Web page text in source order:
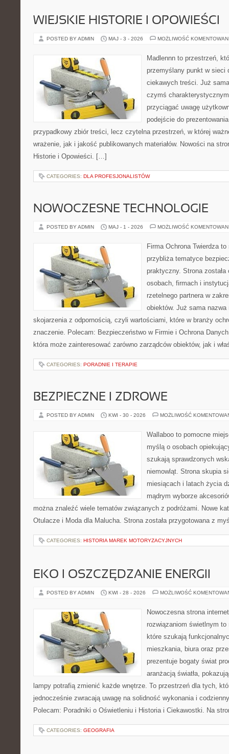
WIEJSKIE HISTORIE I OPOWIEŚCI
POSTED BY ADMIN MAJ - 3 - 2026 MOŻLIWOŚĆ
Madlennn to przestrzeń,
przemyślany punkt w sieci
ciekawych treści. Już
czymś
przyciągać uwagę
podejście do
przypadkowy zbiór treści, lecz czytelna przestrzeń, w której
wrażenie, jak i jakość publikowanych materiałów. Nowości na
Historie i Opowieści. […]
CATEGORIES: DLA PROFESJONALISTÓW
NOWOCZESNE TECHNOLOGIE
POSTED BY ADMIN MAJ - 1 - 2026 MOŻLIWOŚĆ
Firma Ochrona Twierdza
przybliża tematyce
praktyczny. Strona
osobach, firmach i
rzetelnego partnera w
obiektów. Już sama nazwa
skojarzenia z odpornością, czyli wartościami, które w branży
znaczenie. Polecam: Bezpieczeństwo w Firmie i Ochrona
która może zainteresować zarówno zarządców obiektów, jak i
CATEGORIES: PORADNIE I TERAPIE
BEZPIECZNE I ZDROWE
POSTED BY ADMIN KWI - 30 - 2026 MOŻLIWOŚĆ
Wallaboo to pomocne
myślą o osobach
szukają sprawdzonych
niemowląt. Strona skupia
miesiącach i latach życia
mądrym wyborze
można znaleźć wiele tematów związanych z podróżami. Nowe
Otulacze i Moda dla Malucha. Strona została przygotowana z
CATEGORIES: HISTORIA MAREK MOTORYZACYJNYCH
EKO I OSZCZĘDZANIE ENERGII
POSTED BY ADMIN KWI - 28 - 2026 MOŻLIWOŚĆ
Nowoczesna strona
rozwiązaniom świetlnym
które szukają
mieszkania, biura oraz
prezentuje bogaty świat
aranżacją światła,
lampy potrafią zmienić każde wnętrze. To przestrzeń dla tych,
jednocześnie zwracają uwagę na solidność wykonania i
Polecam: Poradniki o Oświetleniu i Historia i Ciekawostki. Na
CATEGORIES: GEOGRAFIA